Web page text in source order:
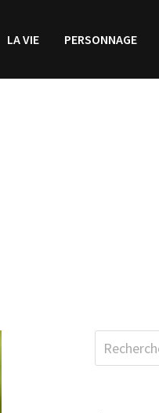
LA VIE PERSONNAGE
Rechercher :